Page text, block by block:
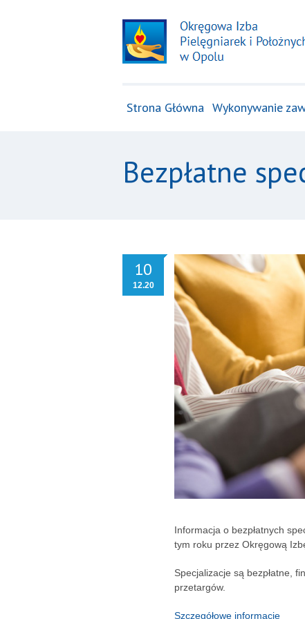
Strona Główna Wykonywanie
Bezpłatne
10
12.20
Informacja o bezpłatnych
tym roku przez Okręgową
Specjalizacje są bezpłatne,
przetargów.
Szczegółowe informacje